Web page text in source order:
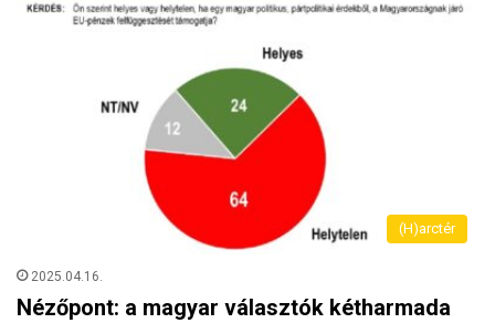
(H)arctér
2025.04.16.
Nézőpont: a magyar választók kétharmada